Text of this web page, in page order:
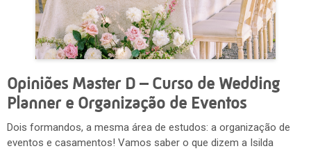
Opiniões Master D – Curso de Wedding
Planner e Organização de Eventos
Dois formandos, a mesma área de estudos: a organização de
eventos e casamentos! Vamos saber o que dizem a Isilda